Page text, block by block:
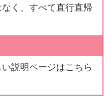
く、すべて直行直帰
説明ページはこちら